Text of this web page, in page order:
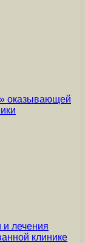
оказывающей
лечения
клинике